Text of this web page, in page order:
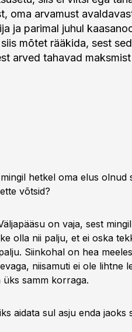
oma arvamust
ja parimal juhul
mõtet rääkida, sest
arved tahavad
hetkel oma elus olnud
võtsid?
on vaja, sest
olla nii palju, et ei oska
Siinkohal on hea
niisamuti ei ole lihtne
samm korraga.
aidata sul asju enda jaoks